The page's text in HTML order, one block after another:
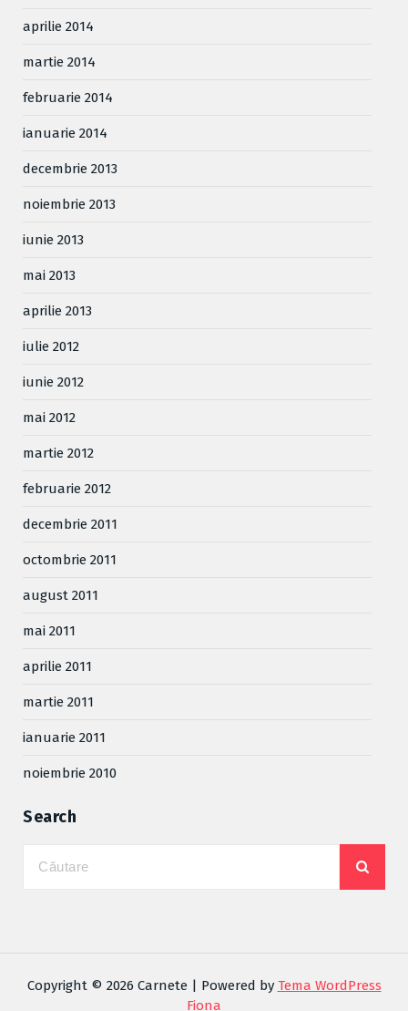
aprilie 2014
martie 2014
februarie 2014
ianuarie 2014
decembrie 2013
noiembrie 2013
iunie 2013
mai 2013
aprilie 2013
iulie 2012
iunie 2012
mai 2012
martie 2012
februarie 2012
decembrie 2011
octombrie 2011
august 2011
mai 2011
aprilie 2011
martie 2011
ianuarie 2011
noiembrie 2010
Search
Copyright © 2026 Carnete | Powered by Tema WordPress
Fiona